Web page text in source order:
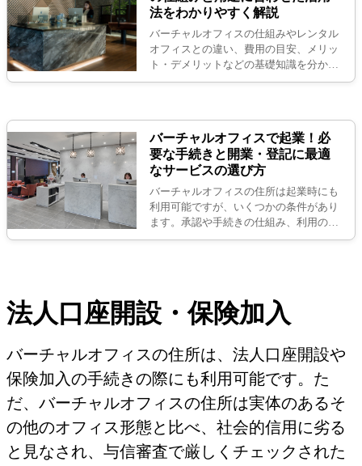
法をわかりやすく解説
バーチャルオフィスの仕組みやレンタル
オフィスとの違い、費用の目安、メリッ
ト・デメリットなどの基礎知識を分かり
やすく解説します。開業・法人登記の注
バーチャルオフィスで起業！必
要な手続きと開業・登記に最適
なサービスの選び方
バーチャルオフィスの住所は起業時にも
利用可能ですが、いくつかの条件があり
ます。承認や手続きの仕組み、利用のメ
リット・デメリット、サービスの選び方
法人口座開設・保険加入
バーチャルオフィスの住所は、法人口座開設や
保険加入の手続きの際にも利用可能です。た
だ、バーチャルオフィスの住所は実体のあるそ
の他のオフィス形態と比べ、社会的信用に劣る
と見なされ、与信審査で厳しくチェックされた